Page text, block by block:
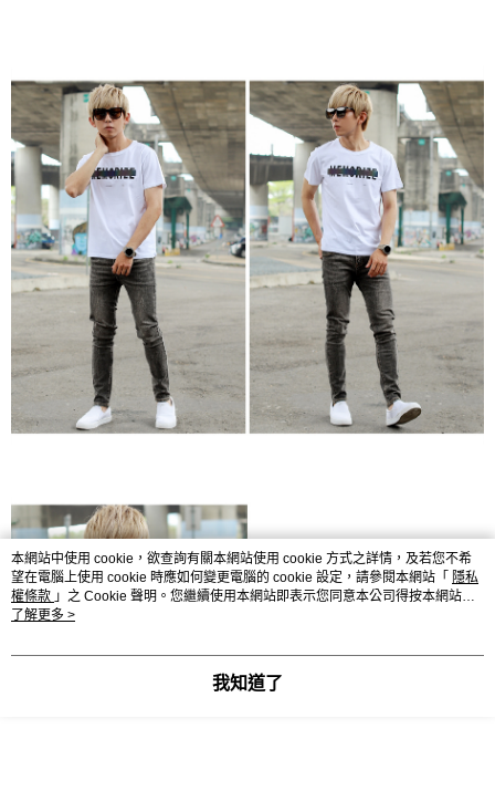
本網站中使用 cookie，欲查詢有關本網站使用 cookie 方式之詳情，及若您不希
望在電腦上使用 cookie 時應如何變更電腦的 cookie 設定，請參閱本網站「 隱私
權條款 」之 Cookie 聲明。您繼續使用本網站即表示您同意本公司得按本網站使
用條款之 Cookie 聲明使用 cookie。
了解更多 >
我知道了